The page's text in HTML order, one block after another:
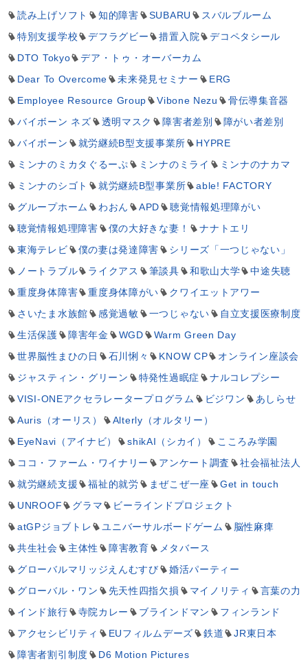
読み上げソフト
知的障害 SUBARU
スバルブルーム
特別支援学校
デフラグビー 措置入院
デコペタシール
DTO Tokyo
デア・トゥ・オーバーカム
Dear To Overcome
未来発見セミナー
ERG
Employee Resource Group
Vibone Nezu
骨伝導集音器
バイボーン ネズ
透明マスク 障害者差別
障がい者差別
バイボーン
就労継続B型支援事業所
HYPRE
ミンナのミカタぐるーぷ
ミンナのミライ
ミンナのナカマ
ミンナのシゴト
就労継続B型事業所
able! FACTORY
グループホーム
わおん APD
聴覚情報処理障がい
聴覚情報処理障害
僕の大好きな妻！
ナナトエリ
東海テレビ
僕の妻は発達障害
シリーズ「一つじゃない」
ノートラブル
ライクアス 筆談具 和歌山大学
中途失聴
重度身体障害
重度身体障がい
クワイエットアワー
さいたま水族館
感覚過敏 一つじゃない
自立支援医療制度
生活保護
障害年金 WGD
Warm Green Day
世界脳性まひの日
石川悧々 KNOW CP
オンライン座談会
ジャスティン・グリーン
特発性過眠症
ナルコレプシー
VISI-ONEアクセラレータープログラム
ビジワン
あしらせ
Auris（オーリス）
Alterly（オルタリー）
EyeNavi（アイナビ）
shikAI（シカイ）
こころみ学園
ココ・ファーム・ワイナリー
アンケート調査
社会福祉法人
就労継続支援
福祉的就労 まぜこぜ一座
Get in touch
UNROOF
グラマ
ビーラインドプロジェクト
atGPジョブトレ
ユニバーサルボードゲーム
脳性麻痺
共生社会
主体性 障害教育
メタバース
グローバルマリッジえんむすび
婚活パーティー
グローバル・ワン
先天性四指欠損 マイノリティ
言葉の力
インド旅行
寺院カレー ブラインドマン
フィンランド
アクセシビリティ
EUフィルムデーズ 鉄道
JR東日本
障害者割引制度
D6 Motion Pictures